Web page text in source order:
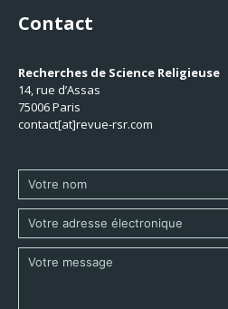
Contact
Recherches de Science Religieuse
14, rue d’Assas
75006 Paris
contact[at]revue-rsr.com